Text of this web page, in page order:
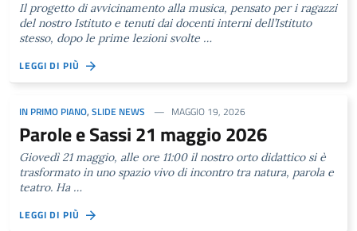
Il progetto di avvicinamento alla musica, pensato per i ragazzi
del nostro Istituto e tenuti dai docenti interni dell’Istituto
stesso, dopo le prime lezioni svolte …
LEGGI DI PIÙ
IN PRIMO PIANO, SLIDE NEWS MAGGIO 19, 2026
Parole e Sassi 21 maggio 2026
Giovedì 21 maggio, alle ore 11:00 il nostro orto didattico si è
trasformato in uno spazio vivo di incontro tra natura, parola e
teatro. Ha …
LEGGI DI PIÙ